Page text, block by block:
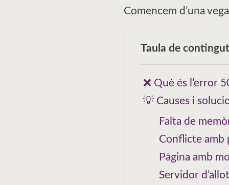
Comencem d’una
Taula de
❌ Què és l’error
💡 Causes i
Falta de
Conflicte amb
Pàgina amb
Servidor